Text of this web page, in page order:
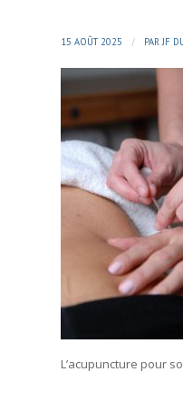
15 AOÛT 2025 / PAR JF
L’acupuncture pour